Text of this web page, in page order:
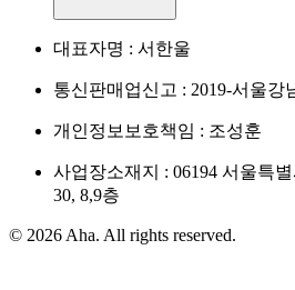
대표자명 : 서한울
통신판매업신고 : 2019-서울강
개인정보보호책임 : 조성훈
사업장소재지 : 06194 서울특
30, 8,9층
© 2026 Aha. All rights reserved.